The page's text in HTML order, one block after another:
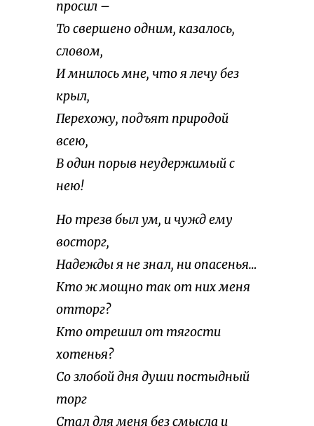
просил –
То свершено одним, казалось,
словом,
И мнилось мне, что я лечу без
крыл,
Перехожу, подъят природой
всею,
В один порыв неудержимый с
нею!
Но трезв был ум, и чужд ему
восторг,
Надежды я не знал, ни опасенья…
Кто ж мощно так от них меня
отторг?
Кто отрешил от тягости
хотенья?
Со злобой дня души постыдный
торг
Стал для меня без смысла и